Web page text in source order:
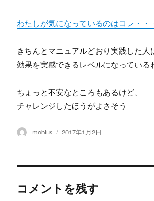
わたしが気になっているのはコレ・・
きちんとマニュアルどおり実践した人
効果を実感できるレベルになっている
ちょっと不安なところもあるけど、
チャレンジしたほうがよさそう
投
mobius
投
2017年1月2日
コメントを残す